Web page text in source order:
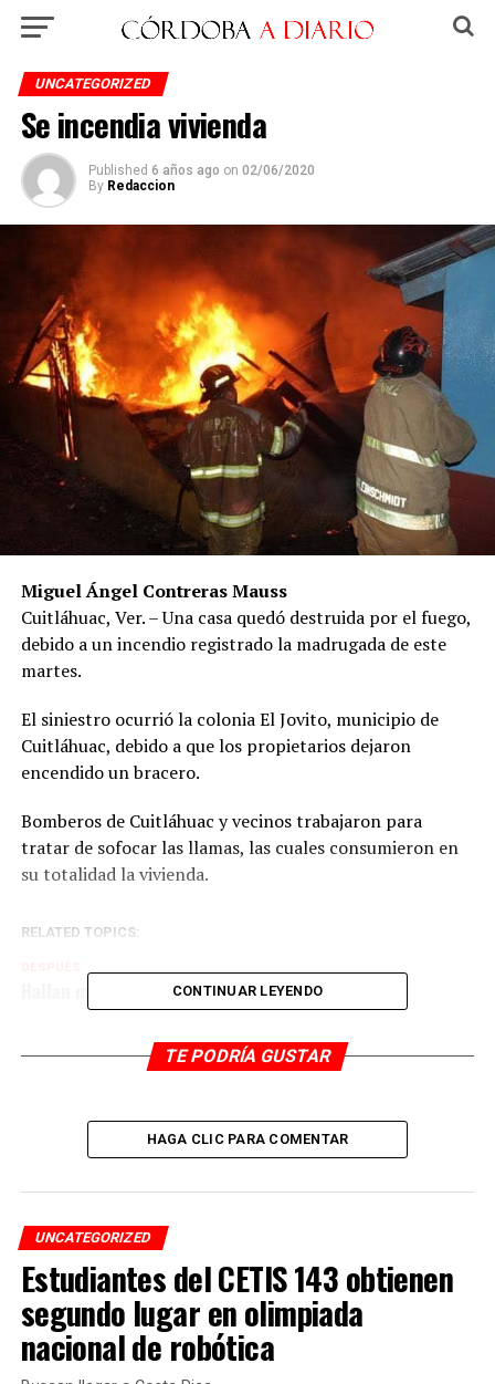
UNCATEGORIZED
Se incendia vivienda
Published 6 años ago on 02/06/2020
By Redaccion
Miguel Ángel Contreras Mauss
Cuitláhuac, Ver. – Una casa quedó destruida por el fuego,
debido a un incendio registrado la madrugada de este
martes.
El siniestro ocurrió la colonia El Jovito, municipio de
Cuitláhuac, debido a que los propietarios dejaron
encendido un bracero.
Bomberos de Cuitláhuac y vecinos trabajaron para
tratar de sofocar las llamas, las cuales consumieron en
su totalidad la vivienda.
RELATED TOPICS:
Hallan muertos a siete policías
Sigue desobediencia ciudadana
CONTINUAR LEYENDO
TE PODRÍA GUSTAR
HAGA CLIC PARA COMENTAR
UNCATEGORIZED
Estudiantes del CETIS 143 obtienen
segundo lugar en olimpiada
nacional de robótica